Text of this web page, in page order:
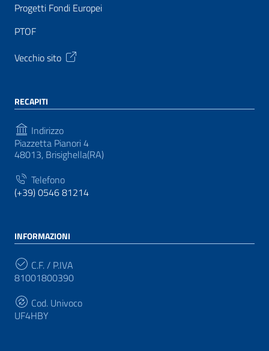
Progetti Fondi Europei
PTOF
Vecchio sito
RECAPITI
Indirizzo
Piazzetta Pianori 4
48013, Brisighella(RA)
Telefono
(+39) 0546 81214
INFORMAZIONI
C.F. / P.IVA
81001800390
Cod. Univoco
UF4HBY